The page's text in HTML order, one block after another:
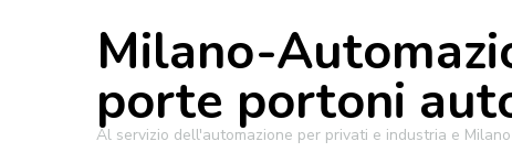
Milano-
porte portoni
Al servizio dell'automazione per privati e industria e